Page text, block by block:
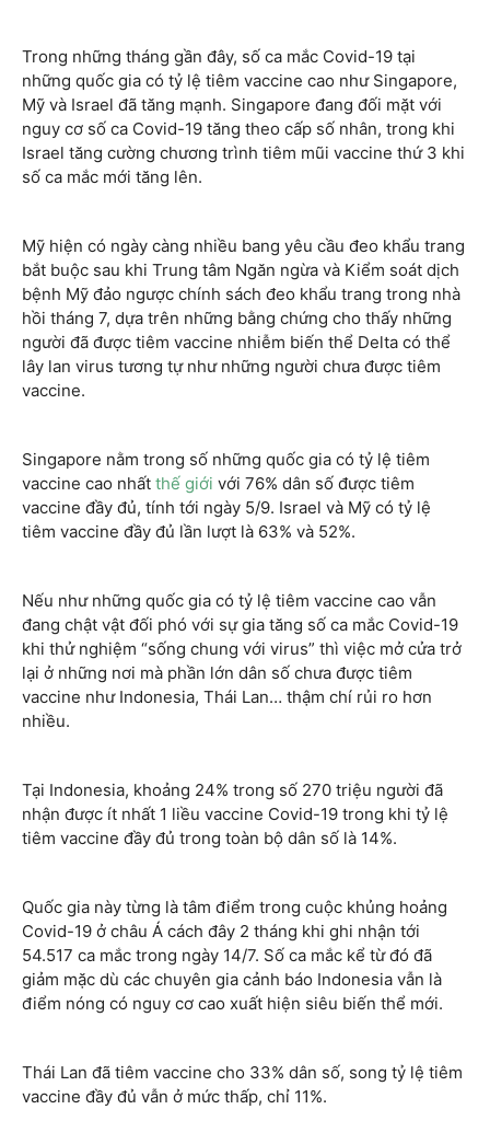
Trong những tháng gần đây, số ca mắc Covid-19 tại
những quốc gia có tỷ lệ tiêm vaccine cao như Singapore,
Mỹ và Israel đã tăng mạnh. Singapore đang đối mặt với
nguy cơ số ca Covid-19 tăng theo cấp số nhân, trong khi
Israel tăng cường chương trình tiêm mũi vaccine thứ 3 khi
số ca mắc mới tăng lên.
Mỹ hiện có ngày càng nhiều bang yêu cầu đeo khẩu trang
bắt buộc sau khi Trung tâm Ngăn ngừa và Kiểm soát dịch
bệnh Mỹ đảo ngược chính sách đeo khẩu trang trong nhà
hồi tháng 7, dựa trên những bằng chứng cho thấy những
người đã được tiêm vaccine nhiễm biến thể Delta có thể
lây lan virus tương tự như những người chưa được tiêm
vaccine.
Singapore nằm trong số những quốc gia có tỷ lệ tiêm
vaccine cao nhất thế giới với 76% dân số được tiêm
vaccine đầy đủ, tính tới ngày 5/9. Israel và Mỹ có tỷ lệ
tiêm vaccine đầy đủ lần lượt là 63% và 52%.
Nếu như những quốc gia có tỷ lệ tiêm vaccine cao vẫn
đang chật vật đối phó với sự gia tăng số ca mắc Covid-19
khi thử nghiệm “sống chung với virus” thì việc mở cửa trở
lại ở những nơi mà phần lớn dân số chưa được tiêm
vaccine như Indonesia, Thái Lan… thậm chí rủi ro hơn
nhiều.
Tại Indonesia, khoảng 24% trong số 270 triệu người đã
nhận được ít nhất 1 liều vaccine Covid-19 trong khi tỷ lệ
tiêm vaccine đầy đủ trong toàn bộ dân số là 14%.
Quốc gia này từng là tâm điểm trong cuộc khủng hoảng
Covid-19 ở châu Á cách đây 2 tháng khi ghi nhận tới
54.517 ca mắc trong ngày 14/7. Số ca mắc kể từ đó đã
giảm mặc dù các chuyên gia cảnh báo Indonesia vẫn là
điểm nóng có nguy cơ cao xuất hiện siêu biến thể mới.
Thái Lan đã tiêm vaccine cho 33% dân số, song tỷ lệ tiêm
vaccine đầy đủ vẫn ở mức thấp, chỉ 11%.